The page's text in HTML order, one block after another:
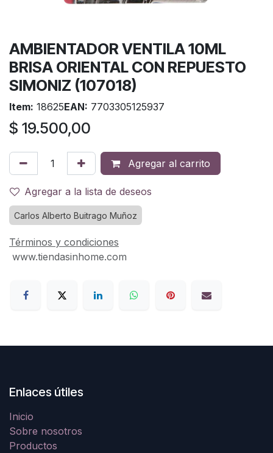
AMBIENTADOR VENTILA 10ML
BRISA ORIENTAL CON REPUESTO
SIMONIZ (107018)
Item: 18625EAN: 7703305125937
$ 19.500,00
Agregar al carrito
Agregar a la lista de deseos
Carlos Alberto Buitrago Muñoz
Términos y condiciones
www.tiendasinhome.com
Enlaces útiles
Inicio
Sobre nosotros
Productos